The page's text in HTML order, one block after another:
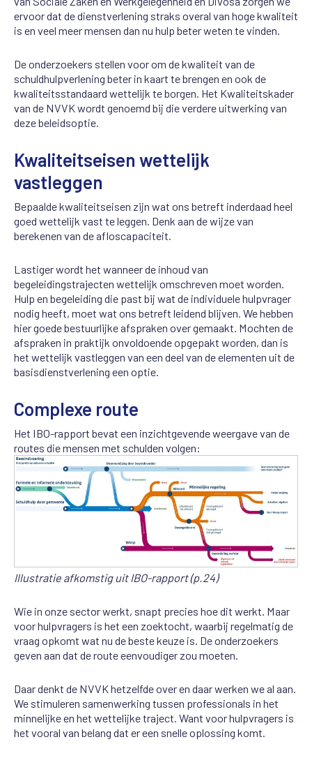
ervoor dat de dienstverlening straks overal van hoge kwaliteit
is en veel meer mensen dan nu hulp beter weten te vinden.
De onderzoekers stellen voor om de kwaliteit van de
schuldhulpverlening beter in kaart te brengen en ook de
kwaliteitsstandaard wettelijk te borgen. Het Kwaliteitskader
van de NVVK wordt genoemd bij die verdere uitwerking van
deze beleidsoptie.
Kwaliteitseisen wettelijk
vastleggen
Bepaalde kwaliteitseisen zijn wat ons betreft inderdaad heel
goed wettelijk vast te leggen. Denk aan de wijze van
berekenen van de afloscapaciteit.
Lastiger wordt het wanneer de inhoud van
begeleidingstrajecten wettelijk omschreven moet worden.
Hulp en begeleiding die past bij wat de individuele hulpvrager
nodig heeft, moet wat ons betreft leidend blijven. We hebben
hier goede bestuurlijke afspraken over gemaakt. Mochten de
afspraken in praktijk onvoldoende opgepakt worden, dan is
het wettelijk vastleggen van een deel van de elementen uit de
basisdienstverlening een optie.
Complexe route
Het IBO-rapport bevat een inzichtgevende weergave van de
routes die mensen met schulden volgen:
Illustratie afkomstig uit IBO-rapport (p.24)
Wie in onze sector werkt, snapt precies hoe dit werkt. Maar
voor hulpvragers is het een zoektocht, waarbij regelmatig de
vraag opkomt wat nu de beste keuze is. De onderzoekers
geven aan dat de route eenvoudiger zou moeten.
Daar denkt de NVVK hetzelfde over en daar werken we al aan.
We stimuleren samenwerking tussen professionals in het
minnelijke en het wettelijke traject. Want voor hulpvragers is
het vooral van belang dat er een snelle oplossing komt.